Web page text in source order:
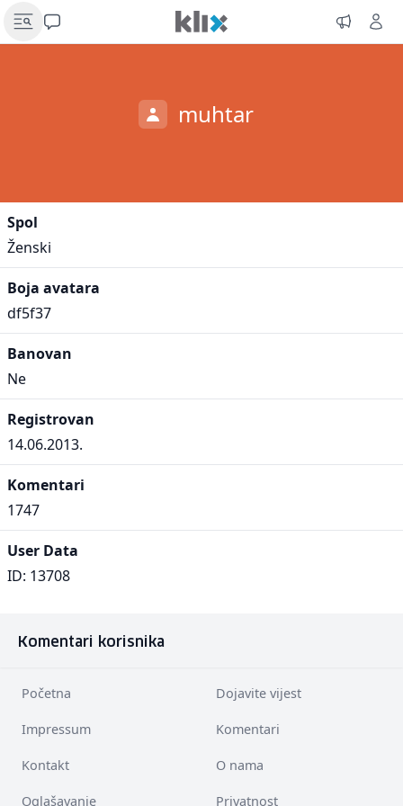
muhtar
Spol
Ženski
Boja avatara
df5f37
Banovan
Ne
Registrovan
14.06.2013.
Komentari
1747
User Data
ID: 13708
Komentari korisnika
Početna Dojavite vijest
Impressum Komentari
Kontakt O nama
Oglašavanje Privatnost